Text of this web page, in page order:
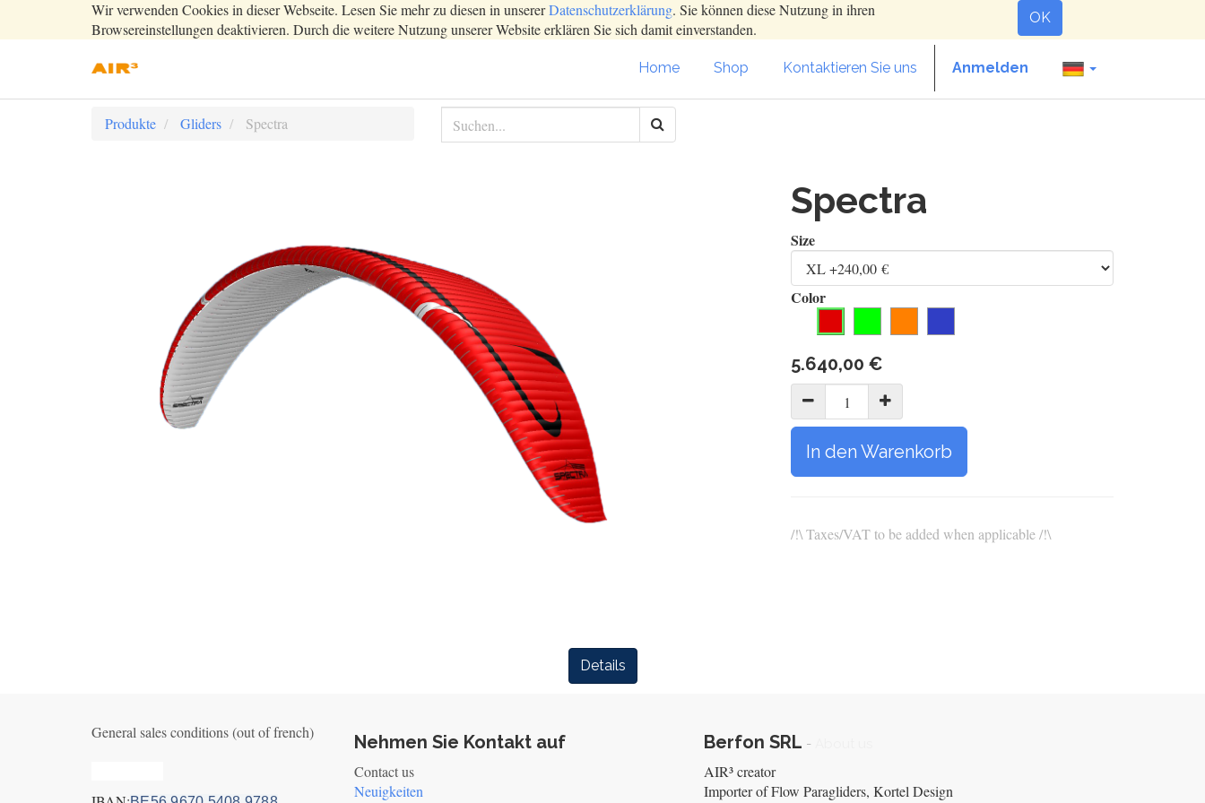
Wir verwenden Cookies in dieser Webseite. Lesen Sie mehr zu diesen in unsererDatenschutzerklärung. Sie können diese Nutzung in ihren
Browsereinstellungen deaktivieren. Durch die weitere Nutzung unserer Website erklären Sie sich damit einverstanden.
OK
Home Shop Kontaktieren Sie uns Anmelden
Produkte Gliders Spectra
Spectra
Size
Color
5.640,00 €
In den Warenkorb
/!\ Taxes/VAT to be added when applicable /!\
Details
General sales conditions (out of french) Nehmen Sie Kontakt auf
Contact us
Neuigkeiten
Berfon SRL -
AIR³ creator
Importer of Flow Paragliders, Kortel Design